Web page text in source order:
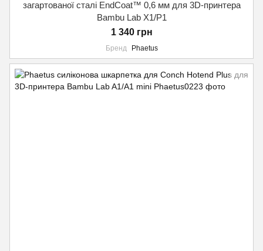
загартованої сталі EndCoat™ 0,6 мм для 3D-принтера
Bambu Lab X1/P1
1 340 грн
Бренд Phaetus